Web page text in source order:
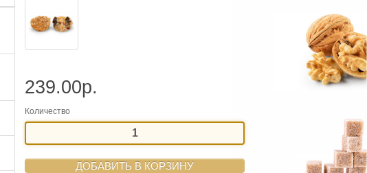
239.00р.
Количество
ДОБАВИТЬ В КОРЗИНУ